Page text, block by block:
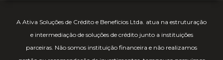
A Ativa Soluções de Crédito e Benefícios Ltda. atua na estruturação
e intermediação de soluções de crédito junto a instituições
parceiras. Não somos instituição financeira e não realizamos